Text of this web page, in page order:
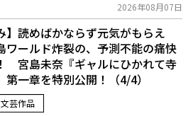
2026年08月07日
】読めばかならず元気がもらえ
ールド炸裂の、予測不能の痛快
宮島未奈『ギャルにひかれて寺
第一章を特別公開！（4/4）
文芸作品